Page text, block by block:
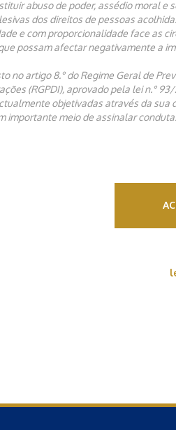
abuso de poder, assédio moral
dos direitos de pessoas
e com proporcionalidade face as
possam afectar negativamente a
no artigo 8.° do Regime Geral de
(RGPDI), aprovado pela lei n.°
objetivadas através da
importante meio de assinalar